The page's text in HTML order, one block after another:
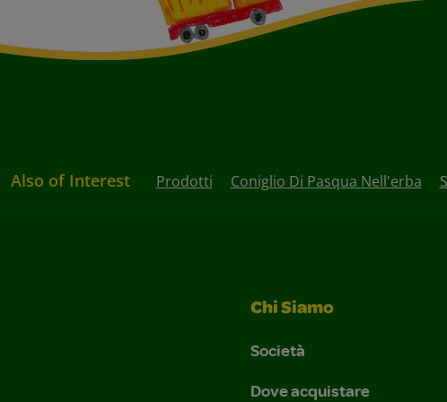
Also of Interest Prodotti Coniglio Di Pasqua Nell'erba
Chi Siamo
Società
Dove acquistare